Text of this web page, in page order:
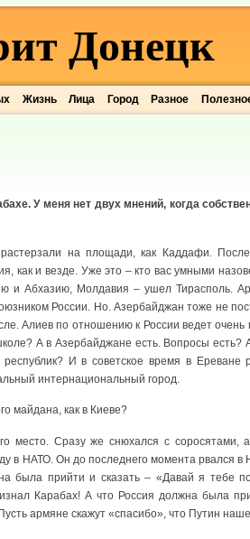
Жизнь Лица Город Разное
Донецк
У меня нет двух мнений, когда
на площади, как Каддафи.
как и везде. Уже это – кто вас умными
и Абхазию, Молдавия – ушел Тирасполь.
России. Но. Азербайджан тоже не
Алиев по отношению к России ведет очень
А в Азербайджане есть. Вопросы есть?
И в советское время в
интернациональный город.
майдана, как в Киеве?
Сразу же снюхался с соросятами,
в НАТО. Он до последнего момента рвался
была прийти и сказать – «Давай я тебе
Карабах! А что Россия должна была
армяне скажут «спасибо», что Путин